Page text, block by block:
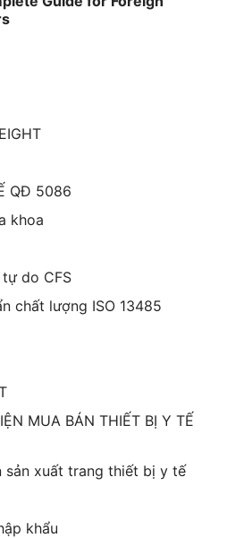
QĐ 5086
khoa
do CFS
chất lượng ISO 13485
MUA BÁN THIẾT BỊ Y TẾ
sản xuất trang thiết bị y tế
khẩu